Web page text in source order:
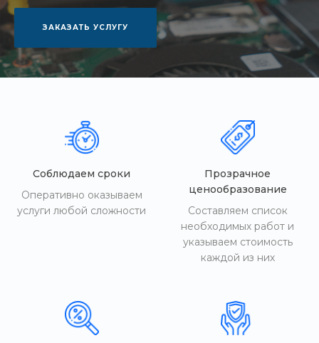
ЗАКАЗАТЬ УСЛУГУ
Соблюдаем сроки
Оперативно оказываем
услуги любой сложности
Прозрачное
ценообразование
Составляем список
необходимых работ и
указываем стоимость
каждой из них